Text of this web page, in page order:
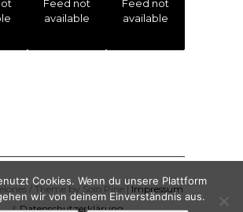
Feed not
available
Feed not
available
/ Theme by Solo Pine | Impressum
&Datenschutzerklärung
Cookies. Wenn du unsere Plattform
wir von deinem Einverständnis aus.